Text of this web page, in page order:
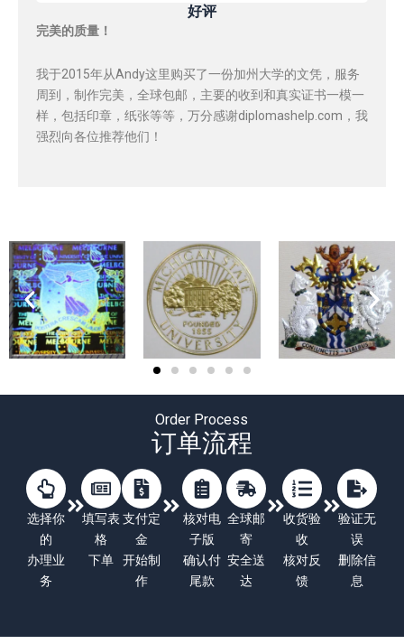
好评
完美的质量！
我于2015年从Andy这里购买了一份加州大学的文凭，服务
周到，制作完美，全球包邮，主要的收到和真实证书一模一
样，包括印章，纸张等等，万分感谢diplomashelp.com，我
强烈向各位推荐他们！
Order Process
订单流程
选择你
的
办理业
务
填写表
格
下单
支付定
金
开始制
作
核对电
子版
确认付
尾款
全球邮
寄
安全送
达
收货验
收
核对反
馈
验证无
误
删除信
息